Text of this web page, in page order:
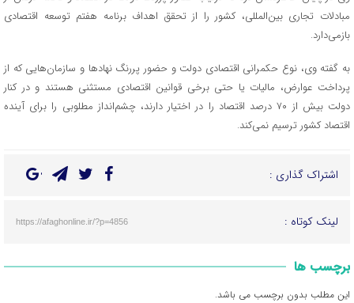
مبادلات تجاری بین‌المللی، کشور را از تحقق اهداف برنامه هفتم توسعه اقتصادی
بازمی‌دارد.
به گفته وی، نوع حکمرانی اقتصادی دولت و حضور پررنگ نهادها و سازمان‌هایی که از
پرداخت عوارض، مالیات یا حتی برخی قوانین اقتصادی مستثنی هستند و در کنار
دولت بیش از ۷۰ درصد اقتصاد را در اختیار دارند، چشم‌انداز مطلوبی را برای آینده
اقتصاد کشور ترسیم نمی‌کند.
اشتراک گذاری :
لینک کوتاه : https://afaghonline.ir/?p=4856
برچسب ها
این مطلب بدون برچسب می باشد.